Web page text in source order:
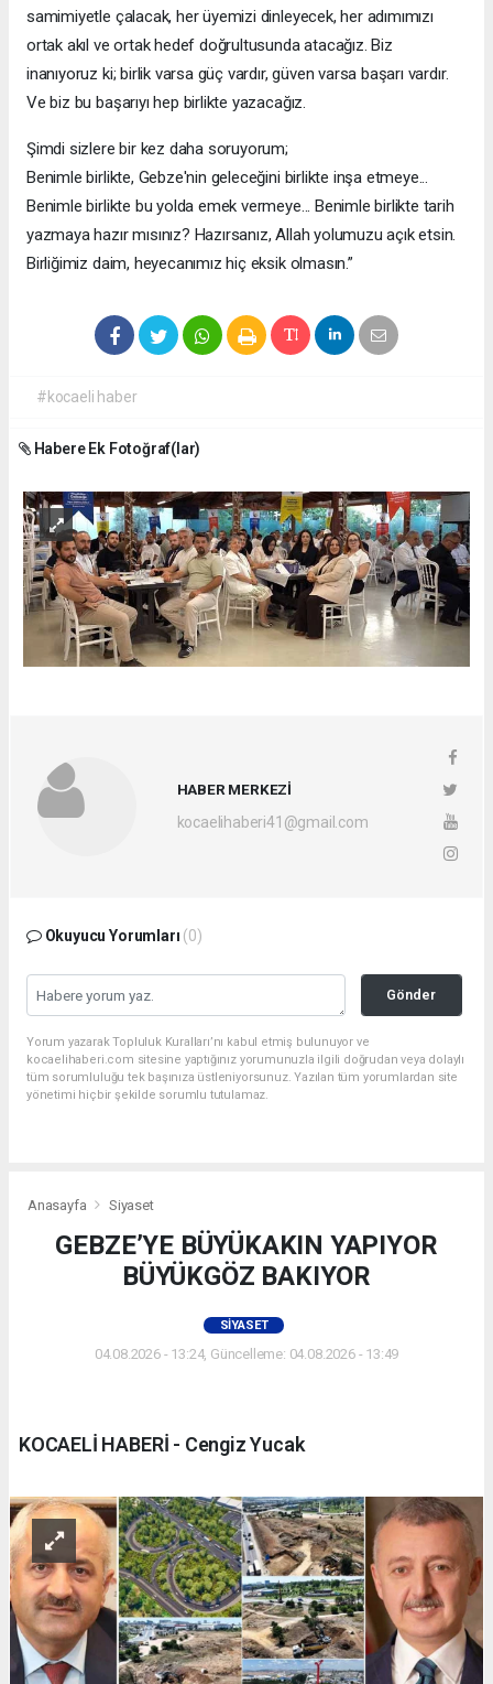
samimiyetle çalacak, her üyemizi dinleyecek, her adımımızı
ortak akıl ve ortak hedef doğrultusunda atacağız. Biz
inanıyoruz ki; birlik varsa güç vardır, güven varsa başarı vardır.
Ve biz bu başarıyı hep birlikte yazacağız.
Şimdi sizlere bir kez daha soruyorum;
Benimle birlikte, Gebze'nin geleceğini birlikte inşa etmeye...
Benimle birlikte bu yolda emek vermeye... Benimle birlikte tarih
yazmaya hazır mısınız? Hazırsanız, Allah yolumuzu açık etsin.
Birliğimiz daim, heyecanımız hiç eksik olmasın.”
#kocaeli haber
Habere Ek Fotoğraf(lar)
HABER MERKEZİ
kocaelihaberi41@gmail.com
Okuyucu Yorumları (0)
Gönder
Yorum yazarak Topluluk Kuralları’nı kabul etmiş bulunuyor ve
kocaelihaberi.com sitesine yaptığınız yorumunuzla ilgili doğrudan veya dolaylı
tüm sorumluluğu tek başınıza üstleniyorsunuz. Yazılan tüm yorumlardan site
yönetimi hiçbir şekilde sorumlu tutulamaz.
Anasayfa Siyaset
GEBZE’YE BÜYÜKAKIN YAPIYOR
BÜYÜKGÖZ BAKIYOR
SIYASET
04.08.2026 - 13:24, Güncelleme: 04.08.2026 - 13:49
KOCAELİ HABERİ - Cengiz Yucak